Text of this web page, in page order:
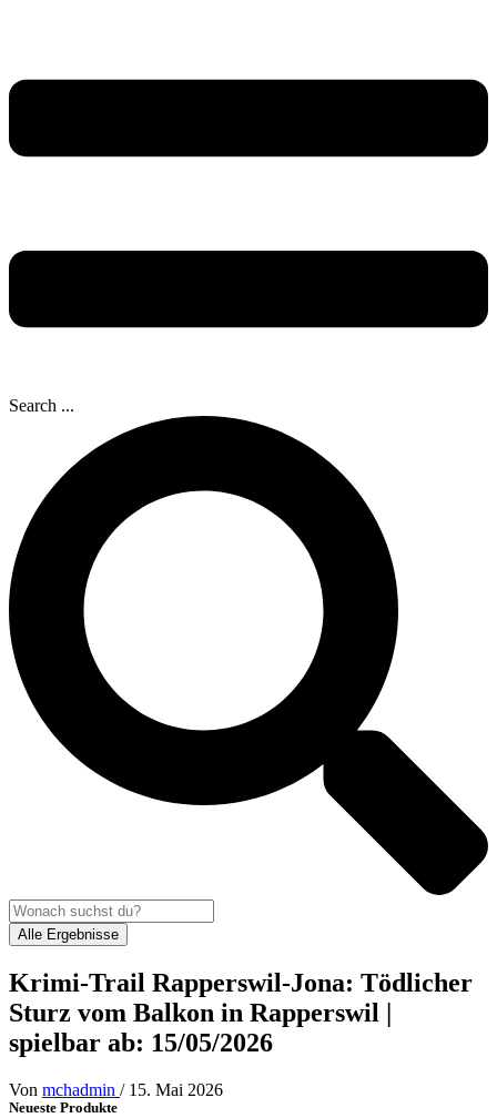
Search ...
Alle Ergebnisse
Krimi-Trail Rapperswil-Jona: Tödlicher
Sturz vom Balkon in Rapperswil |
spielbar ab: 15/05/2026
Von mchadmin / 15. Mai 2026
Neueste Produkte